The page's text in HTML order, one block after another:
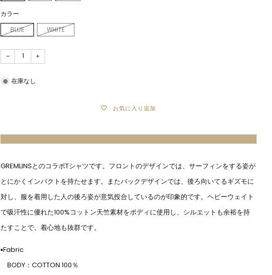
カラー
BLUE WHITE
− +
在庫なし
お気に入り追加
GREMLINSとのコラボTシャツです。フロントのデザインでは、サーフィンをする姿が
とにかくインパクトを持たせます。またバックデザインでは、後ろ向いてるギズモに
対し、服を着用した人の後ろ姿が意気投合しているのが印象的です。ヘビーウェイト
で吸汗性に優れた100%コットン天竺素材をボディに使用し、シルエットも余裕を持
たすことで、着心地も抜群です。
▪Fabric
BODY：COTTON 100％